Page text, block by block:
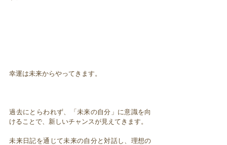
幸運は未来からやってきます。
過去にとらわれず、「未来の自分」に意識を向
けることで、新しいチャンスが見えてきます。
未来日記を通じて未来の自分と対話し、理想の